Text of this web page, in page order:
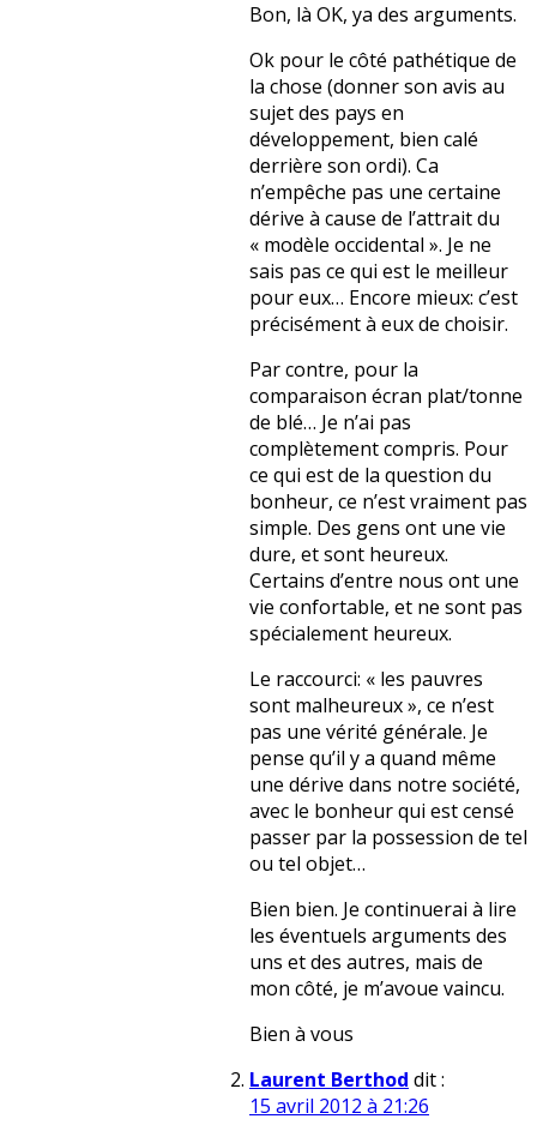
Bon, là OK, ya des arguments.
Ok pour le côté pathétique de
la chose (donner son avis au
sujet des pays en
développement, bien calé
derrière son ordi). Ca
n’empêche pas une certaine
dérive à cause de l’attrait du
« modèle occidental ». Je ne
sais pas ce qui est le meilleur
pour eux… Encore mieux: c’est
précisément à eux de choisir.
Par contre, pour la
comparaison écran plat/tonne
de blé… Je n’ai pas
complètement compris. Pour
ce qui est de la question du
bonheur, ce n’est vraiment pas
simple. Des gens ont une vie
dure, et sont heureux.
Certains d’entre nous ont une
vie confortable, et ne sont pas
spécialement heureux.
Le raccourci: « les pauvres
sont malheureux », ce n’est
pas une vérité générale. Je
pense qu’il y a quand même
une dérive dans notre société,
avec le bonheur qui est censé
passer par la possession de tel
ou tel objet…
Bien bien. Je continuerai à lire
les éventuels arguments des
uns et des autres, mais de
mon côté, je m’avoue vaincu.
Bien à vous
Laurent Berthod dit :
15 avril 2012 à 21:26